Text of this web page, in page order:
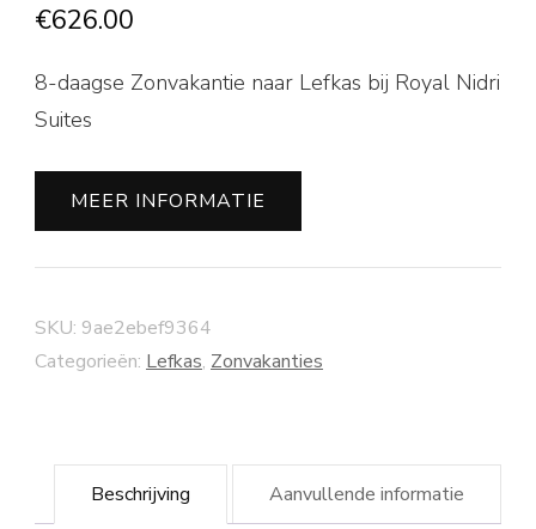
€626.00
8-daagse Zonvakantie naar Lefkas bij Royal Nidri
Suites
MEER INFORMATIE
SKU: 9ae2ebef9364
Categorieën: Lefkas, Zonvakanties
Beschrijving Aanvullende informatie